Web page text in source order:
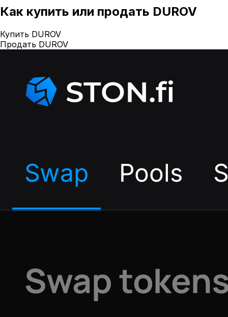
Как купить или продать DUROV
Купить DUROV
Продать DUROV